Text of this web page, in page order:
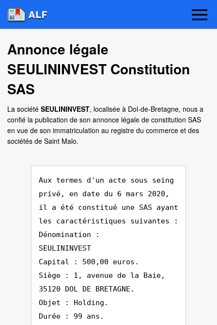
Annonce légale
SEULININVEST Constitution
SAS
La société SEULININVEST, localisée à Dol-de-Bretagne, nous a
confié la publication de son annonce légale de constitution SAS
en vue de son immatriculation au registre du commerce et des
sociétés de Saint Malo.
Aux termes d'un acte sous seing
privé, en date du 6 mars 2020,
il a été constitué une SAS ayant
les caractéristiques suivantes :
Dénomination :
SEULININVEST
Capital : 500,00 euros.
Siège : 1, avenue de la Baie,
35120 DOL DE BRETAGNE.
Objet : Holding.
Durée : 99 ans.